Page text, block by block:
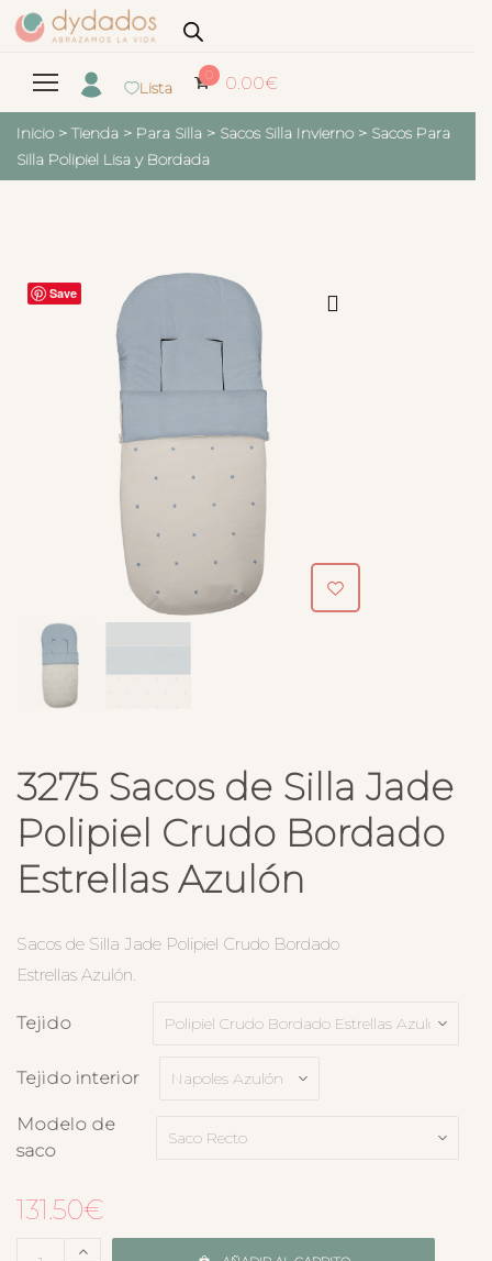
Lista
0 0.00€
Inicio > Tienda > Para Silla > Sacos Silla Invierno > Sacos Para
Silla Polipiel Lisa y Bordada
Save
3275 Sacos de Silla Jade
Polipiel Crudo Bordado
Estrellas Azulón
Sacos de Silla Jade Polipiel Crudo Bordado
Estrellas Azulón.
Tejido
Tejido interior
Modelo de
saco
131.50€